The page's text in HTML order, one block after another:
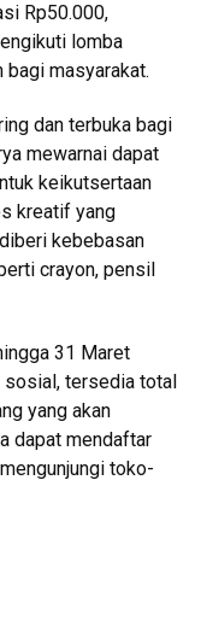
Rp50.000,
lomba
bagi masyarakat.
dan terbuka bagi
mewarnai dapat
keikutsertaan
kreatif yang
kebebasan
crayon, pensil
31 Maret
sosial, tersedia total
yang akan
dapat mendaftar
toko-